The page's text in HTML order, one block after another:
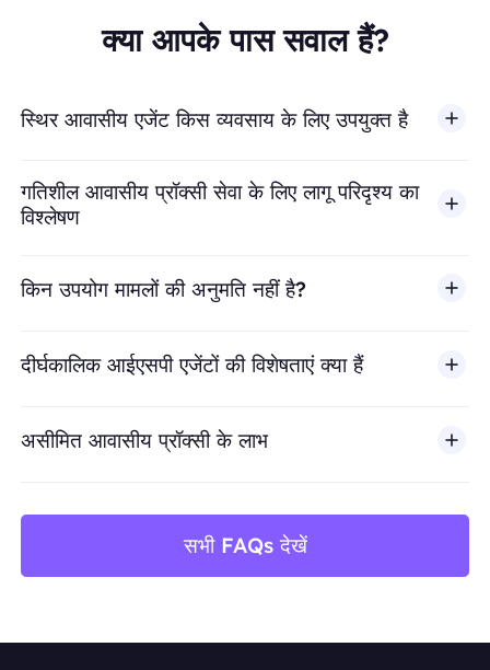
क्या आपके पास सवाल हैं?
स्थिर आवासीय एजेंट किस व्यवसाय के लिए उपयुक्त है
गतिशील आवासीय प्रॉक्सी सेवा के लिए लागू परिदृश्य का
विश्लेषण
किन उपयोग मामलों की अनुमति नहीं है?
BestProxy धोखाधड़ी, स्पैम, नकली एंगेजमेंट, क्रेडेंशियल दुरुपयोग,
दीर्घकालिक आईएसपी एजेंटों की विशेषताएं क्या हैं
असीमित आवासीय प्रॉक्सी के लाभ
सभी FAQs देखें